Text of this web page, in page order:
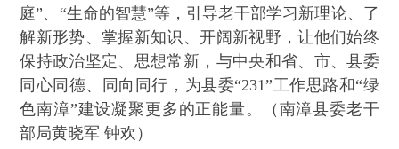
庭”、“生命的智慧”等，引导老干部学习新理论、了
解新形势、掌握新知识、开阔新视野，让他们始终
保持政治坚定、思想常新，与中央和省、市、县委
同心同德、同向同行，为县委“231”工作思路和“绿
色南漳”建设凝聚更多的正能量。（南漳县委老干
部局黄晓军 钟欢）